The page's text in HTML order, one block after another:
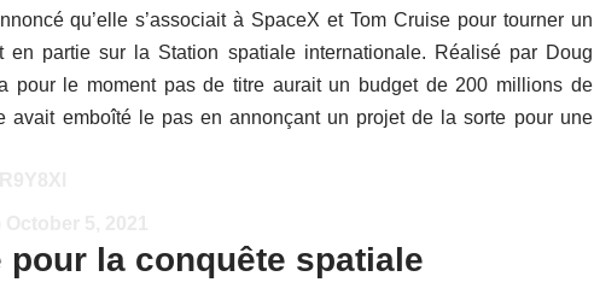
qu’elle s’associait à SpaceX et Tom Cruise pour tourner un
en partie sur la Station spatiale internationale. Réalisé par Doug
pour le moment pas de titre aurait un budget de 200 millions de
avait emboîté le pas en annonçant un projet de la sorte pour une
pour la conquête spatiale